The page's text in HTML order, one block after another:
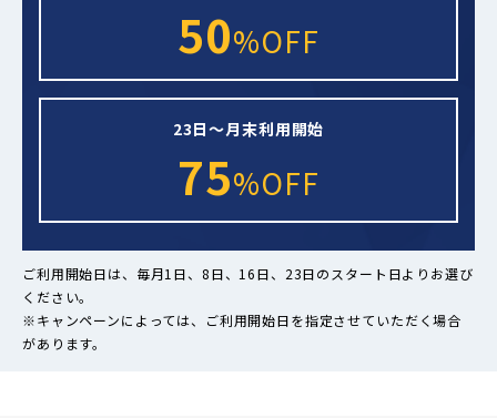
50%OFF
23日～月末利用開始
75%OFF
ご利用開始日は、毎月1日、8日、16日、23日のスタート日よりお選び
ください。
※キャンペーンによっては、ご利用開始日を指定させていただく場合
があります。